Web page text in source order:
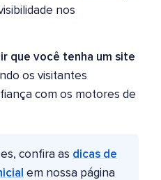
nos
que você tenha um site
os visitantes
com os motores de
confira as dicas de
em nossa página